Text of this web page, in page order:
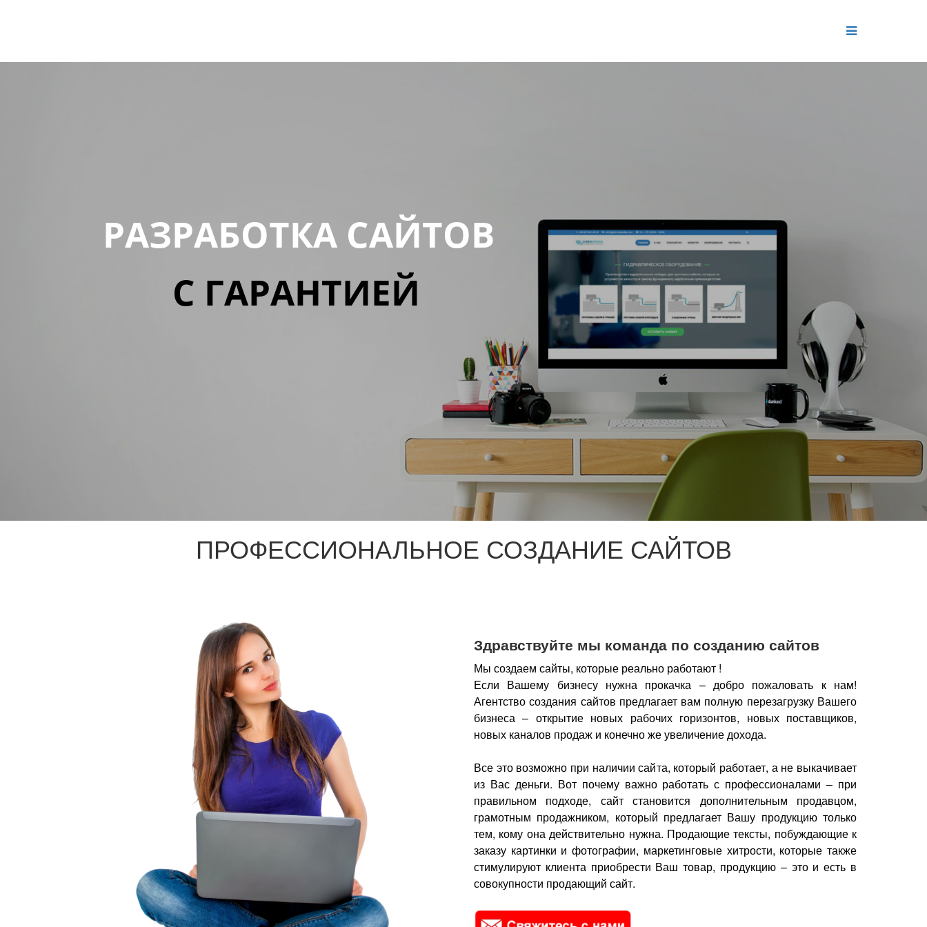
РАЗРАБОТКА САЙТОВ
С ГАРАНТИЕЙ
ПРОФЕССИОНАЛЬНОЕ СОЗДАНИЕ САЙТОВ
Здравствуйте мы команда по созданию сайтов
Мы создаем сайты, которые реально работают !
Если Вашему бизнесу нужна прокачка – добро пожаловать к нам!
Агентство создания сайтов предлагает вам полную перезагрузку Вашего
бизнеса – открытие новых рабочих горизонтов, новых поставщиков,
новых каналов продаж и конечно же увеличение дохода.
Все это возможно при наличии сайта, который работает, а не выкачивает
из Вас деньги. Вот почему важно работать с профессионалами – при
правильном подходе, сайт становится дополнительным продавцом,
грамотным продажником, который предлагает Вашу продукцию только
тем, кому она действительно нужна. Продающие тексты, побуждающие к
заказу картинки и фотографии, маркетинговые хитрости, которые также
стимулируют клиента приобрести Ваш товар, продукцию – это и есть в
совокупности продающий сайт.